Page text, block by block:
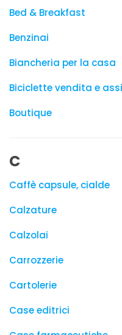
Bed & Breakfast
Benzinai
Biancheria per la casa
Biciclette vendita e
Boutique
C
Caffè capsule, cialde
Calzature
Calzolai
Carrozzerie
Cartolerie
Case editrici